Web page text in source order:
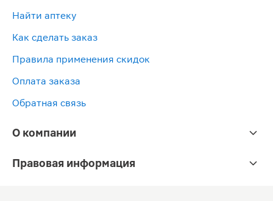
Найти аптеку
Как сделать заказ
Правила применения скидок
Оплата заказа
Обратная связь
О компании
Правовая информация